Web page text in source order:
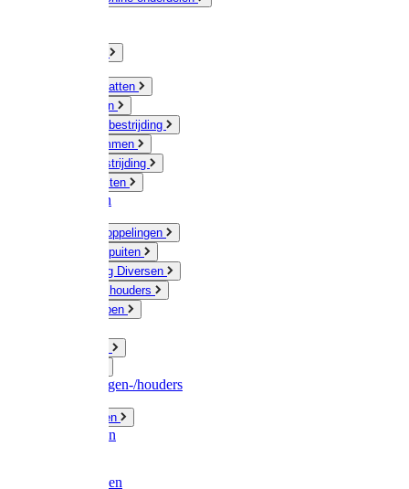
Muizen / Ratten
Drukspuiten
Ongediertebestrijding
Mollenklemmen
Onkruidbestrijding
Vliegenkasten
Meststoffen
Messing koppelingen
Gieters / Spuiten
Besproeiing Diversen
Slangen & houders
Waterpompen
Slangenwagen-/houders
Olie / Vetten
Chemicalien
Plasticzakken